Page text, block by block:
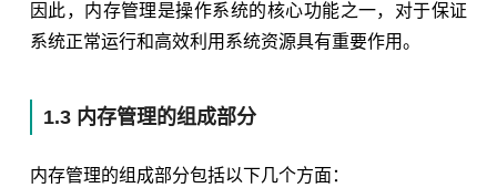
因此，内存管理是操作系统的核心功能之一，对于保证
系统正常运行和高效利用系统资源具有重要作用。
1.3 内存管理的组成部分
内存管理的组成部分包括以下几个方面：